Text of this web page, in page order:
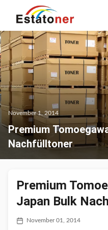
November 1, 2014
Premium
Nachfülltoner
Premium
Japan Bulk
November 01, 2014